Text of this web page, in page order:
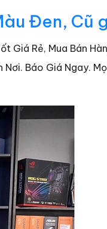
Đen, Cũ
Giá Rẻ, Mua Bán
Nơi. Báo Giá Ngay.